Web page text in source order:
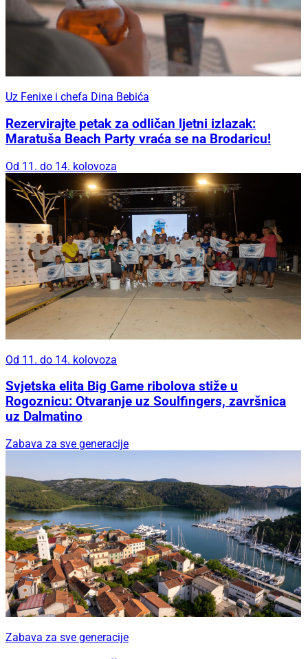
Uz Fenixe i chefa Dina Bebića
Rezervirajte petak za odličan ljetni izlazak:
Maratuša Beach Party vraća se na Brodaricu!
Od 11. do 14. kolovoza
Od 11. do 14. kolovoza
Svjetska elita Big Game ribolova stiže u
Rogoznicu: Otvaranje uz Soulfingers, završnica
uz Dalmatino
Zabava za sve generacije
Zabava za sve generacije